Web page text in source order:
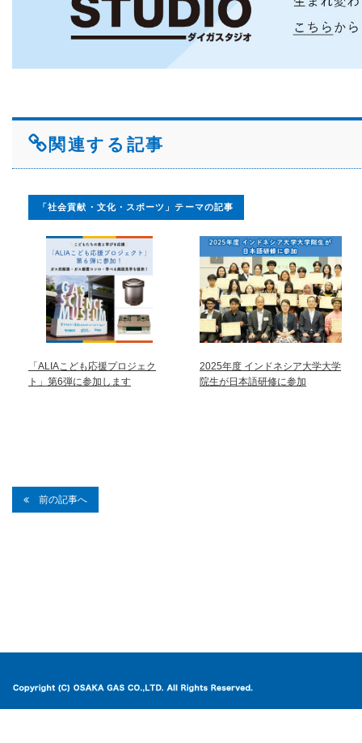
関連する記事
「社会貢献・文化・スポーツ」テーマの記事
「ALIAこども応援プロジェク
ト」第6弾に参加します
2025年度 インドネシア大学大学
院生が日本語研修に参加
前の記事へ